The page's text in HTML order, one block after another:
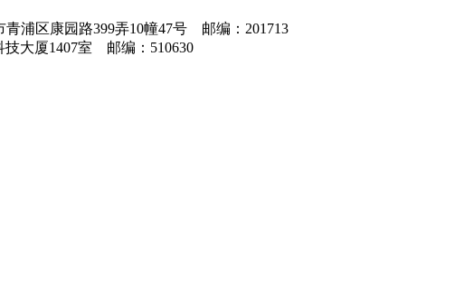
青浦区康园路399弄10幢47号 邮编：201713
技大厦1407室 邮编：510630